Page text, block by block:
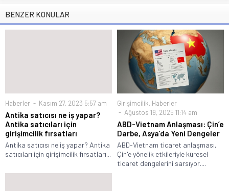
BENZER KONULAR
Haberler Kasım 27, 2023 5:57 am
Antika satıcısı ne iş yapar?
Antika satıcıları için
girişimcilik fırsatları
Antika satıcısı ne iş yapar? Antika
satıcıları için girişimcilik fırsatları...
Girişimcilik, Haberler
Ağustos 19, 2025 11:14 am
ABD-Vietnam Anlaşması: Çin’e
Darbe, Asya’da Yeni Dengeler
ABD-Vietnam ticaret anlaşması,
Çin'e yönelik etkileriyle küresel
ticaret dengelerini sarsıyor....